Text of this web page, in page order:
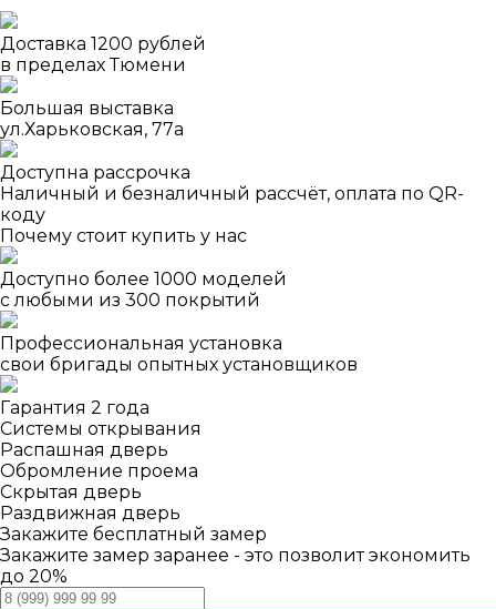
Доставка 1200 рублей
в пределах Тюмени
Большая выставка
ул.Харьковская, 77а
Доступна рассрочка
Наличный и безналичный рассчёт, оплата по QR-
коду
Почему стоит купить у нас
Доступно более 1000 моделей
с любыми из 300 покрытий
Профессиональная установка
свои бригады опытных установщиков
Гарантия 2 года
Системы открывания
Распашная дверь
Обромление проема
Скрытая дверь
Раздвижная дверь
Закажите бесплатный замер
Закажите замер заранее - это позволит экономить
до 20%